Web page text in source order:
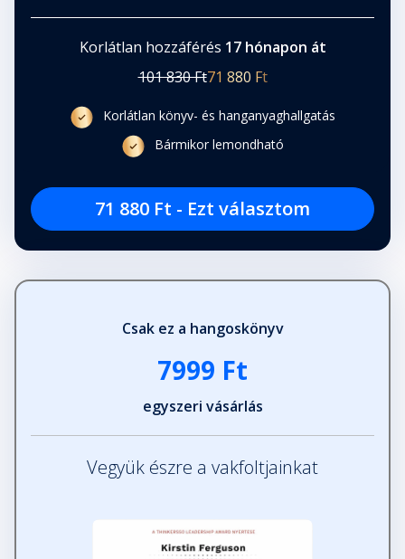
Korlátlan hozzáférés 17 hónapon át
101 830 Ft71 880 Ft
Korlátlan könyv- és hanganyaghallgatás
Bármikor lemondható
71 880 Ft - Ezt választom
Csak ez a hangoskönyv
7999 Ft
egyszeri vásárlás
Vegyük észre a vakfoltjainkat